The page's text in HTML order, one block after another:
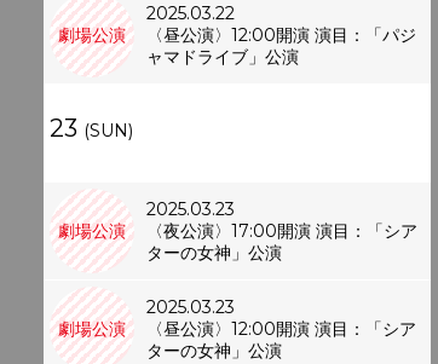
劇場公演
2025.03.22
〈昼公演〉12:00開演 演目：「パジ
ャマドライブ」公演
23 (SUN)
劇場公演
2025.03.23
〈夜公演〉17:00開演 演目：「シア
ターの女神」公演
劇場公演
2025.03.23
〈昼公演〉12:00開演 演目：「シア
ターの女神」公演